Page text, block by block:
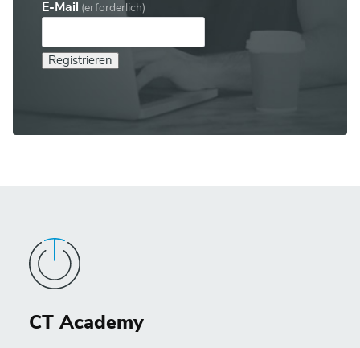
E-Mail (erforderlich)
Registrieren
CT Academy